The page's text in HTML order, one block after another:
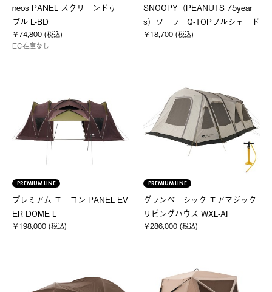
neos PANEL スクリーンドゥー
ブル L-BD
￥74,800 (税込)
EC在庫なし
SNOOPY（PEANUTS 75year
s）ソーラーQ-TOPフルシェード
￥18,700 (税込)
PREMIUM LINE
プレミアム エーコン PANEL EV
ER DOME L
￥198,000 (税込)
PREMIUM LINE
グランベーシック エアマジック
リビングハウス WXL-AI
￥286,000 (税込)